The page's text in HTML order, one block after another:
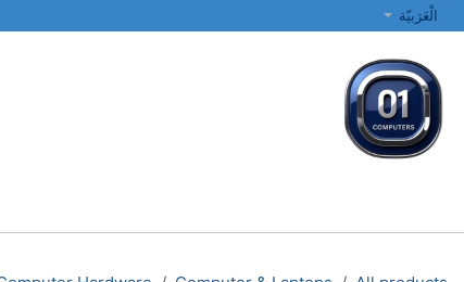
تخطي للذهاب إلى المحتوى
الْعَرَبيّة